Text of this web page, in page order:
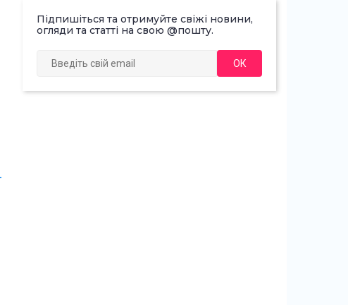
Підпишіться та отримуйте свіжі новини,
огляди та статті на свою @пошту.
ОК